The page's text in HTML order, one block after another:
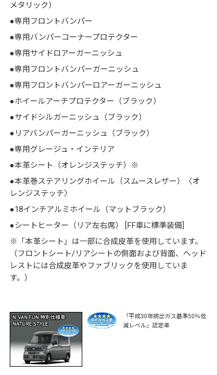
メタリック）
●専用フロントバンパー
●専用バンパーコーナープロテクター
●専用サイドロアーガーニッシュ
●専用フロントバンパーガーニッシュ
●専用フロントバンパーロアーガーニッシュ
●ホイールアーチプロテクター（ブラック）
●サイドシルガーニッシュ（ブラック）
●リアバンパーガーニッシュ（ブラック）
●専用グレージュ・インテリア
●本革シート（オレンジステッチ）※
●本革巻ステアリングホイール（スムースレザー）〈オ
レンジステッチ〉
●18インチアルミホイール（マットブラック）
●シートヒーター（リア左右席） [FF車に標準装備]
※「本革シート」は一部に合成皮革を使用しています。
（フロントシート/リアシートの側面および背面、ヘッド
レストには合成皮革やファブリックを使用していま
す。）
「平成30年排出ガス基準50％低
減レベル」認定車